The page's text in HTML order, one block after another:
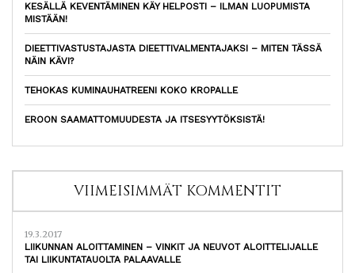
KESÄLLÄ KEVENTÄMINEN KÄY HELPOSTI – ILMAN LUOPUMISTA
MISTÄÄN!
DIEETTIVASTUSTAJASTA DIEETTIVALMENTAJAKSI – MITEN TÄSSÄ
NÄIN KÄVI?
TEHOKAS KUMINAUHATREENI KOKO KROPALLE
EROON SAAMATTOMUUDESTA JA ITSESYYTÖKSISTÄ!
VIIMEISIMMÄT KOMMENTIT
19.3.2017
LIIKUNNAN ALOITTAMINEN – VINKIT JA NEUVOT ALOITTELIJALLE
TAI LIIKUNTATAUOLTA PALAAVALLE